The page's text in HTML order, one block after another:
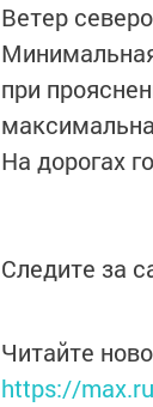
Ветер
при
На дорогах
Следите за
Читайте
https://